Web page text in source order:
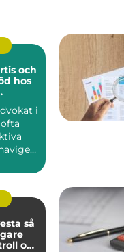
och
hos
i
så
och